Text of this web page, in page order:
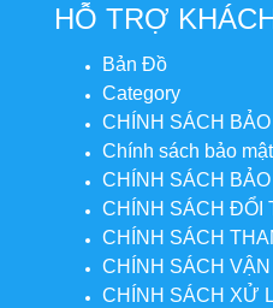
HỖ TRỢ
Bản Đồ
Category
CHÍNH SÁCH BẢO
Chính sách bảo mật
CHÍNH SÁCH
CHÍNH SÁCH ĐỔI
CHÍNH SÁCH
CHÍNH SÁCH
CHÍNH SÁCH XỬ